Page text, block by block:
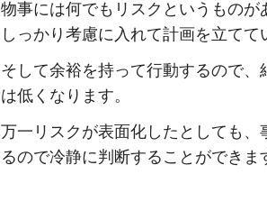
物事には何でもリスクというもの
しっかり考慮に入れて計画を立てて
そして余裕を持って行動するので
は低くなります。
万一リスクが表面化したとしても
るので冷静に判断することができま